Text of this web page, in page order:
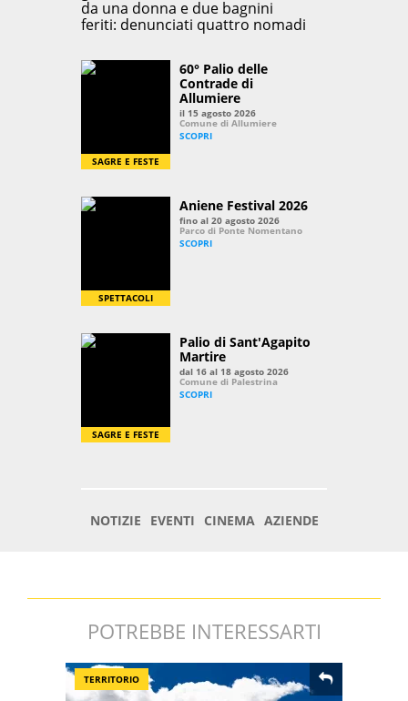
POTREBBE INTERESSARTI
TERRITORIO